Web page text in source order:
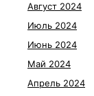
Август 2024
Июль 2024
Июнь 2024
Май 2024
Апрель 2024